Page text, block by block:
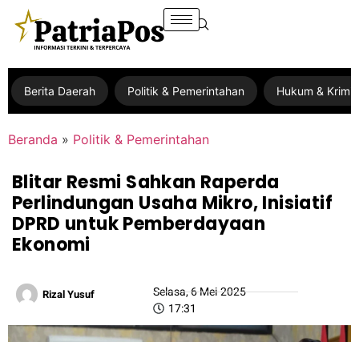
Berita Daerah Politik & Pemerintahan Hukum &
Beranda » Politik & Pemerintahan
Blitar Resmi Sahkan Raperda
Perlindungan Usaha Mikro, Inisiatif
DPRD untuk Pemberdayaan
Ekonomi
Rizal Yusuf
Selasa, 6 Mei 2025
17:31